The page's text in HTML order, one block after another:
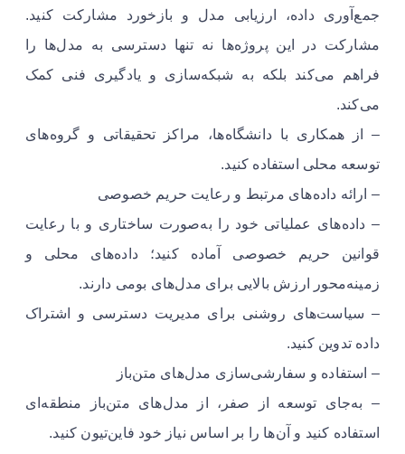
جمع‌آوری داده، ارزیابی مدل و بازخورد مشارکت کنید.
مشارکت در این پروژه‌ها نه تنها دسترسی به مدل‌ها را
فراهم می‌کند بلکه به شبکه‌سازی و یادگیری فنی کمک
می‌کند.
– از همکاری با دانشگاه‌ها، مراکز تحقیقاتی و گروه‌های
توسعه محلی استفاده کنید.
– ارائه داده‌های مرتبط و رعایت حریم خصوصی
– داده‌های عملیاتی خود را به‌صورت ساختاری و با رعایت
قوانین حریم خصوصی آماده کنید؛ داده‌های محلی و
زمینه‌محور ارزش بالایی برای مدل‌های بومی دارند.
– سیاست‌های روشنی برای مدیریت دسترسی و اشتراک
داده تدوین کنید.
– استفاده و سفارشی‌سازی مدل‌های متن‌باز
– به‌جای توسعه از صفر، از مدل‌های متن‌باز منطقه‌ای
استفاده کنید و آن‌ها را بر اساس نیاز خود فاین‌تیون کنید.